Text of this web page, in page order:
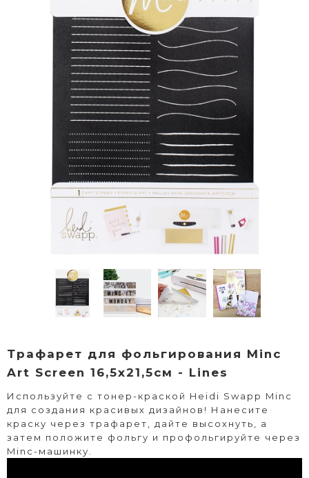
Трафарет для фольгирования Minc
Art Screen 16,5х21,5см - Lines
Используйте с тонер-краской Heidi Swapp Minc
для создания красивых дизайнов! Нанесите
краску через трафарет, дайте высохнуть, а
затем положите фольгу и профольгируйте через
Minc-машинку.